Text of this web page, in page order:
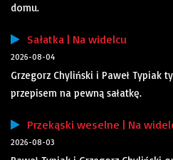
domu.
Sałatka | Na widelcu
2026-08-04
Grzegorz Chyliński i Paweł Typiak
przepisem na pewną sałatkę.
Przekąski weselne | Na
2026-08-03